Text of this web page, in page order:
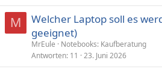
M
Welcher Laptop soll es
geeignet)
MrEule
Notebooks: Kaufberatung
Antworten 11 23. Juni 2026